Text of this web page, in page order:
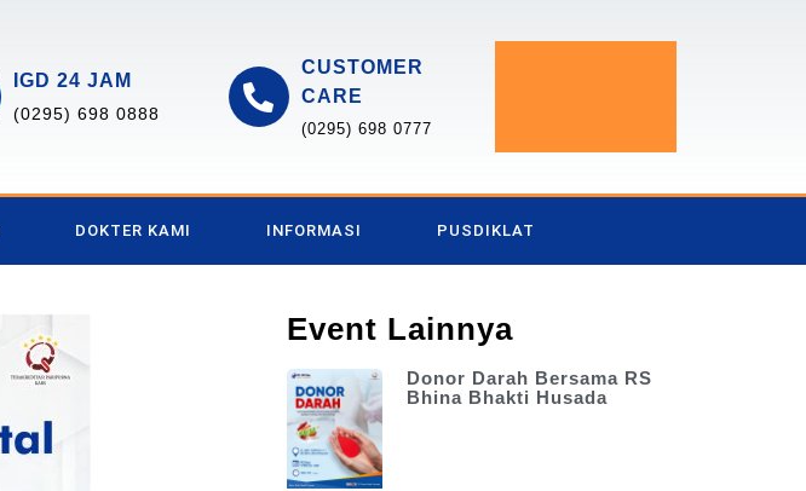
IGD 24 JAM
(0295) 698 0888
CUSTOMER
CARE
(0295) 698 0777
DOKTER KAMI INFORMASI PUSDIKLAT
Event Lainnya
Donor Darah Bersama RS
Bhina Bhakti Husada